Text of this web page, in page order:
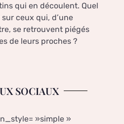
qui en découlent. Quel
ceux qui, d’une
se retrouvent piégés
de leurs proches ?
SOCIAUX
»simple »